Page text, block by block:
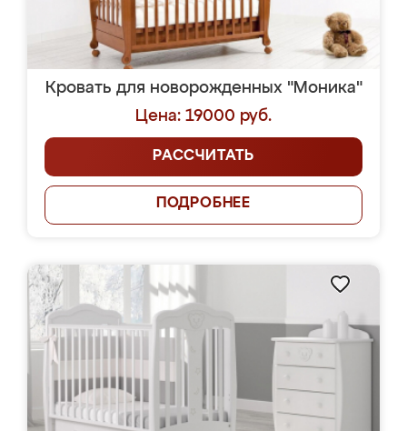
Кровать для новорожденных "Моника"
Цена: 19000 руб.
РАССЧИТАТЬ
ПОДРОБНЕЕ